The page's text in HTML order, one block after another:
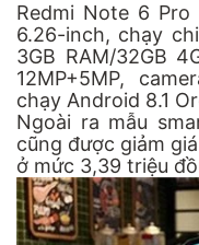
Redmi Note 6
6.26-inch, chạy
3GB RAM/32GB
12MP+5MP,
chạy Android 8.1
Ngoài ra mẫu
cũng được giảm
ở mức 3,39 triệu